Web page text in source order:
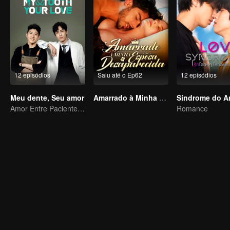
12 episódios
Meu dente, Seu amor
Amor Entre Paciente e Dentista
Saiu até o Ep62
Amarrado à Minha Esposa Desaparecida
12 episódios
Síndrome do
Romance